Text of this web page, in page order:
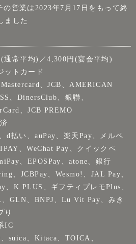
営業は2023年7月17日をもって終
ました
通常平均)／4,300円(宴会平均)
ットカード
、JCB、AMERICAN
、DinersClub、銀聯、
、JCB PREMO
d払い、auPay、楽天Pay、メルペ
、WeChat Pay、クイックペ
、EPOSPay、atone、銀行
、JCBPay、Wesmo!、JAL Pay、
、K PLUS、ギフティプレモPlus、
、GLN、BNPJ、Lu Vit Pay、みき
り
IC
suica、Kitaca、TOICA、